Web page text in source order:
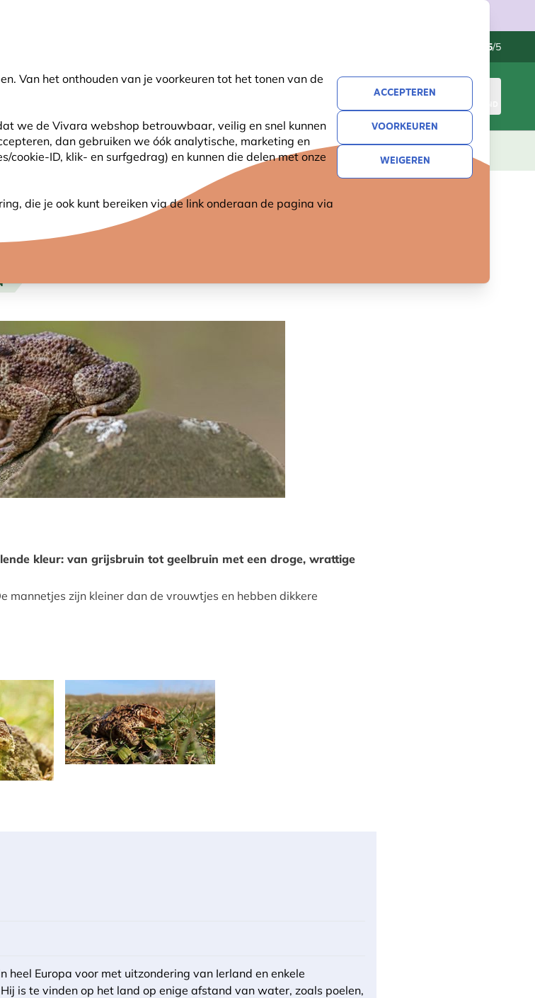
Van het onthouden van je voorkeuren tot het tonen van de
we de Vivara webshop betrouwbaar, veilig en snel kunnen
dan gebruiken we óók analytische, marketing en
ID, klik- en surfgedrag) en kunnen die delen met onze
die je ook kunt bereiken via de link onderaan de pagina via
ACCEPTEREN
VOORKEUREN
WEIGEREN
4.5/5
WINKELMAND
PLANTEN NATUURBELEVING CADEAUS NIEUW SALE
kleur: van grijsbruin tot geelbruin met een droge, wrattige
mannetjes zijn kleiner dan de vrouwtjes en hebben dikkere
heel Europa voor met uitzondering van Ierland en enkele
is te vinden op het land op enige afstand van water, zoals poelen,